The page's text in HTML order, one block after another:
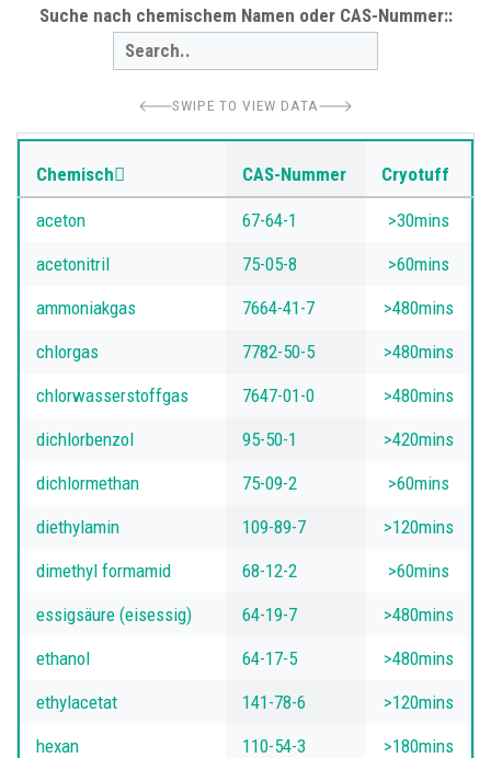
Suche nach chemischem Namen oder CAS-Nummer::
SWIPE TO VIEW DATA
Chemisch CAS-Nummer Cryotuff
aceton 67-64-1
>30mins
acetonitril
75-05-8
>60mins
ammoniakgas
7664-41-7
>480mins
chlorgas
7782-50-5
>480mins
chlorwasserstoffgas
7647-01-0
>480mins
dichlorbenzol
95-50-1
>420mins
dichlormethan
75-09-2
>60mins
diethylamin
109-89-7
>120mins
dimethyl formamid
68-12-2
>60mins
essigsäure (eisessig)
64-19-7
>480mins
ethanol
64-17-5
>480mins
ethylacetat
141-78-6
>120mins
hexan
110-54-3
>180mins